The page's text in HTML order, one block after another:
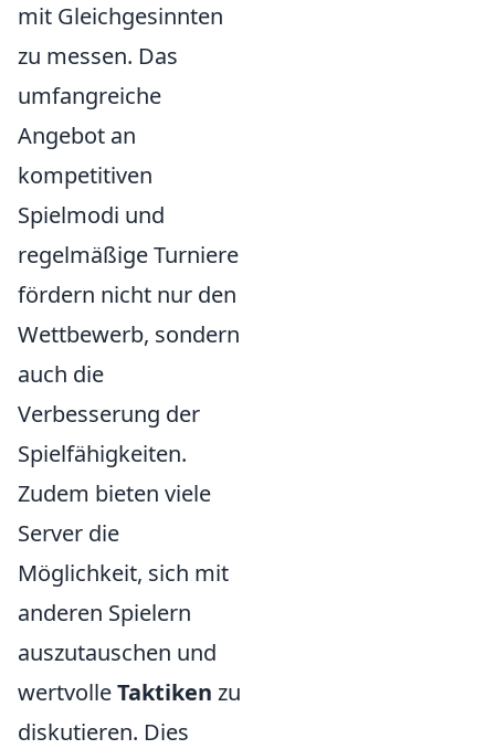
mit Gleichgesinnten
zu messen. Das
umfangreiche
Angebot an
kompetitiven
Spielmodi und
regelmäßige Turniere
fördern nicht nur den
Wettbewerb, sondern
auch die
Verbesserung der
Spielfähigkeiten.
Zudem bieten viele
Server die
Möglichkeit, sich mit
anderen Spielern
auszutauschen und
wertvolleTaktiken zu
diskutieren. Dies